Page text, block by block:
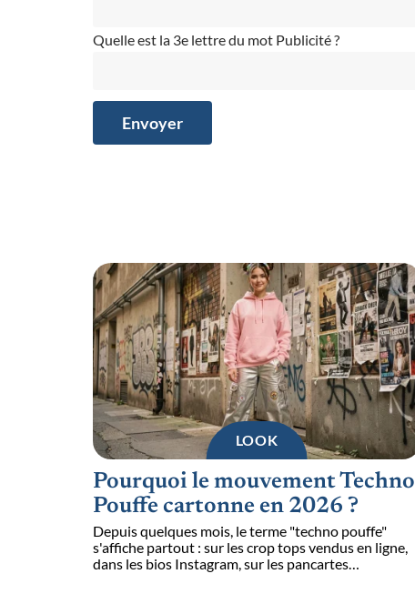
Quelle est la 3e lettre du mot Publicité ?
LOOK
Pourquoi le mouvement Techno
Pouffe cartonne en 2026 ?
Depuis quelques mois, le terme "techno pouffe"
s'affiche partout : sur les crop tops vendus en ligne,
dans les bios Instagram, sur les pancartes…